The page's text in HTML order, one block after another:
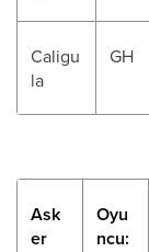
Caligu
la
GH
Ask
er
Oyu
ncu: